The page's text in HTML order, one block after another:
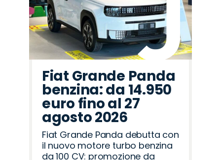
Fiat Grande Panda
benzina: da 14.950
euro fino al 27
agosto 2026
Fiat Grande Panda debutta con
il nuovo motore turbo benzina
da 100 CV: promozione da